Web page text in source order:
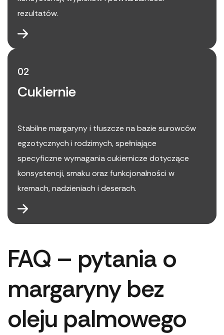
rezultatów.
02
Cukiernie
Stabilne margaryny i tłuszcze na bazie surowców
egzotycznych i rodzimych, spełniające
specyficzne wymagania cukiernicze dotyczące
konsystencji, smaku oraz funkcjonalności w
kremach, nadzieniach i deserach.
FAQ – pytania o
margaryny bez
oleju palmowego